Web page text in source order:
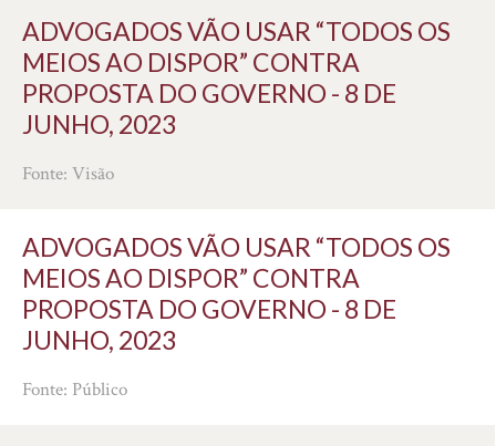
ADVOGADOS VÃO USAR “TODOS OS
MEIOS AO DISPOR” CONTRA
PROPOSTA DO GOVERNO - 8 DE
JUNHO, 2023
Fonte: Visão
ADVOGADOS VÃO USAR “TODOS OS
MEIOS AO DISPOR” CONTRA
PROPOSTA DO GOVERNO - 8 DE
JUNHO, 2023
Fonte: Público